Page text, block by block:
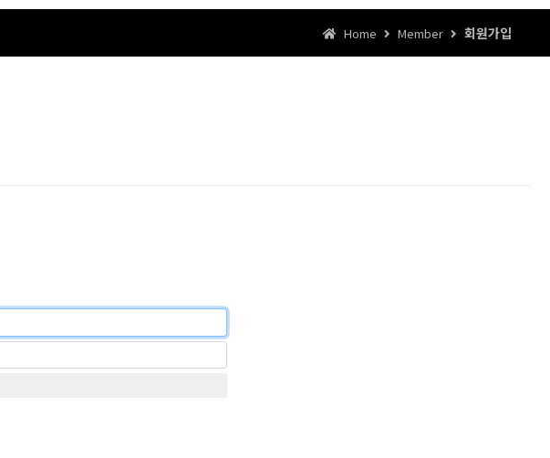
Home Member 회원가입